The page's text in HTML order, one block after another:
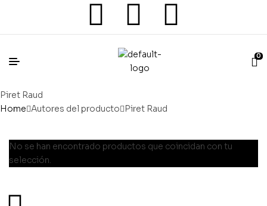
0
Piret Raud
Home Autores del producto Piret Raud
No se han encontrado productos que coincidan con tu
selección.